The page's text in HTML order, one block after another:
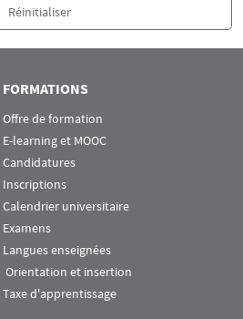
FORMATIONS
Offre de formation
E-learning et MOOC
Candidatures
Inscriptions
Calendrier universitaire
Examens
Langues enseignées
Orientation et insertion
Taxe d'apprentissage